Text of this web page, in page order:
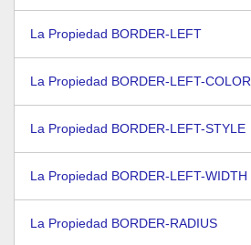
La Propiedad BORDER-LEFT
La Propiedad BORDER-LEFT-COLOR
La Propiedad BORDER-LEFT-STYLE
La Propiedad BORDER-LEFT-WIDTH
La Propiedad BORDER-RADIUS